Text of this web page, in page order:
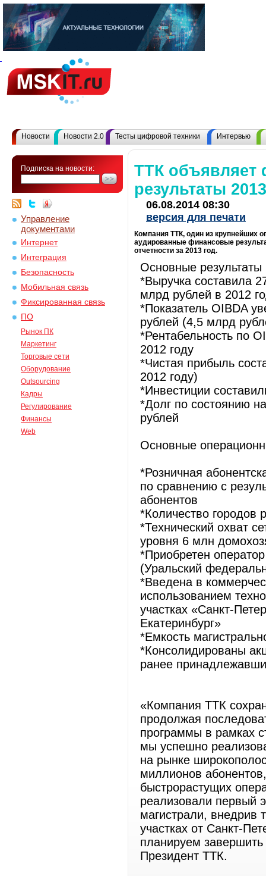
Новости Новости 2.0 Тесты цифровой техники Интервью
Подписка на новости:
Управление
документами
Интернет
Интеграция
Безопасность
Мобильная связь
Фиксированная связь
ПО
Рынок ПК
Маркетинг
Торговые сети
Оборудование
Outsourcing
Кадры
Регулирование
Финансы
Web
ТТК объявляет
результаты
06.08.2014 08:30
версия для печати
Компания ТТК, один из крупнейших
аудированные финансовые
отчетности за 2013 год.
Основные результаты
*Выручка составила
млрд рублей в 2012
*Показатель OIBDA
рублей (4,5 млрд
*Рентабельность по
2012 году
*Чистая прибыль
2012 году)
*Инвестиции
*Долг по состоянию
рублей
Основные
*Розничная
по сравнению с
абонентов
*Количество городов
*Технический охват
уровня 6 млн
*Приобретен
(Уральский
*Введена в
использованием
участках «Санкт-
Екатеринбург»
*Емкость
*Консолидированы
ранее
«Компания ТТК
продолжая
программы в рамках
мы успешно
на рынке
миллионов
быстрорастущих
реализовали первый
магистрали, внедрив
участках от Санкт-
планируем
Президент ТТК.